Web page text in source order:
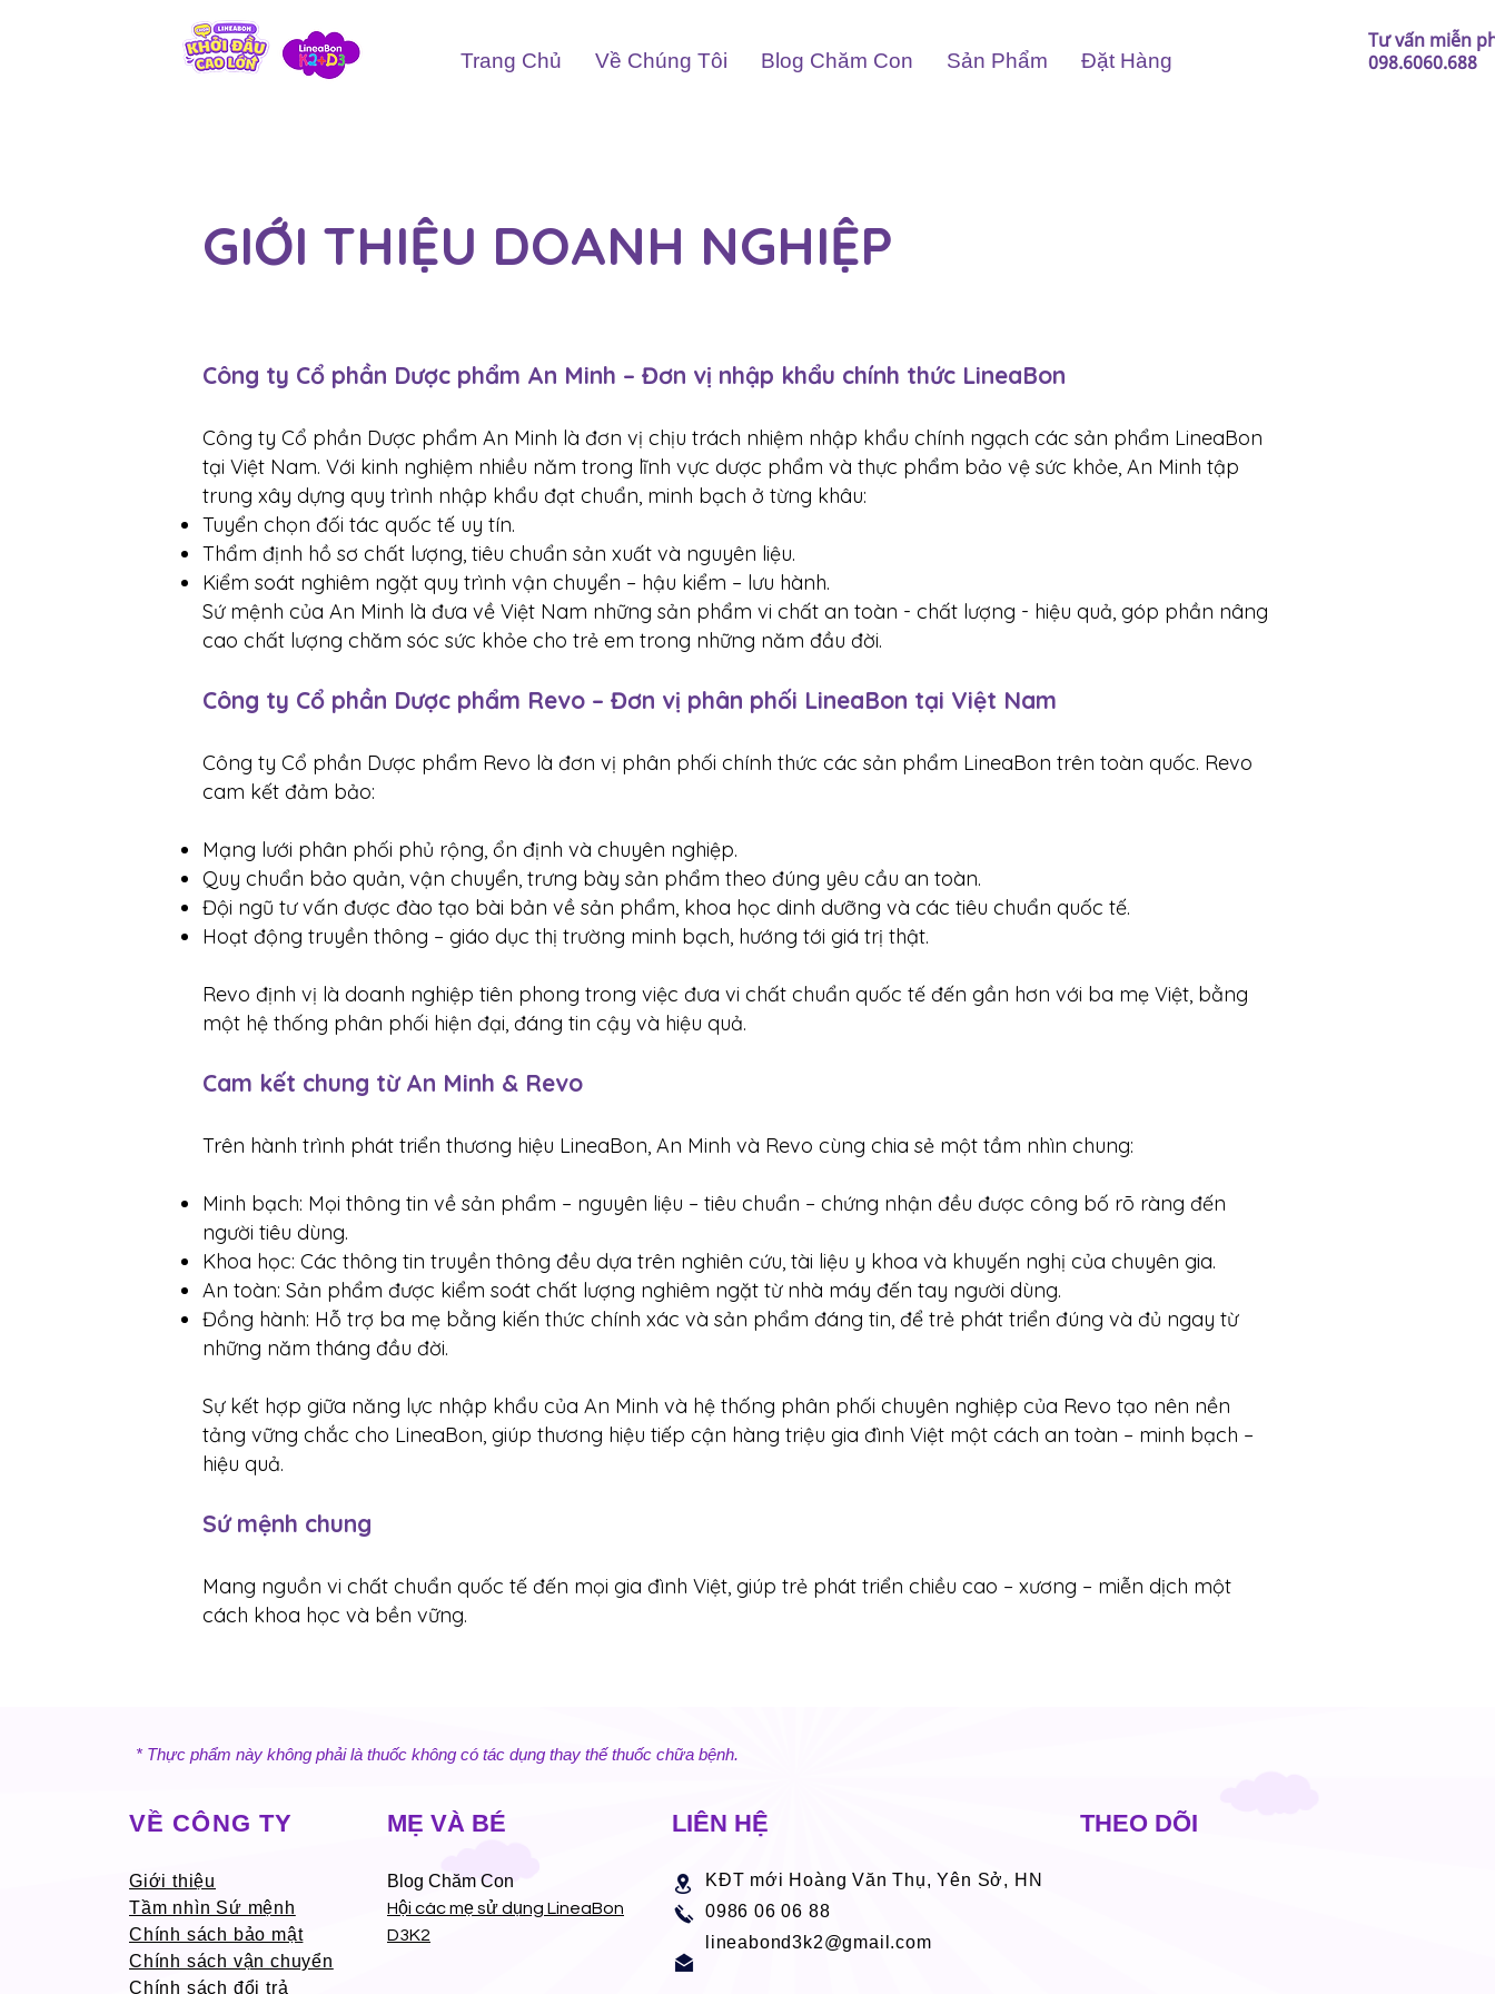
Trang Chủ Về Chúng Tôi Blog Chăm Con Sản Phẩm Đặt Hàng
Tư vấn miễn
098.6060.688
GIỚI THIỆU DOANH NGHIỆP
Công ty Cổ phần Dược phẩm An Minh – Đơn vị nhập khẩu chính thức LineaBon
Công ty Cổ phần Dược phẩm An Minh là đơn vị chịu trách nhiệm nhập khẩu chính ngạch các sản phẩm LineaBon
tại Việt Nam. Với kinh nghiệm nhiều năm trong lĩnh vực dược phẩm và thực phẩm bảo vệ sức khỏe, An Minh tập
trung xây dựng quy trình nhập khẩu đạt chuẩn, minh bạch ở từng khâu:
Tuyển chọn đối tác quốc tế uy tín.
Thẩm định hồ sơ chất lượng, tiêu chuẩn sản xuất và nguyên liệu.
Kiểm soát nghiêm ngặt quy trình vận chuyển – hậu kiểm – lưu hành.
Sứ mệnh của An Minh là đưa về Việt Nam những sản phẩm vi chất an toàn - chất lượng - hiệu quả, góp phần nâng
cao chất lượng chăm sóc sức khỏe cho trẻ em trong những năm đầu đời.
Công ty Cổ phần Dược phẩm Revo – Đơn vị phân phối LineaBon tại Việt Nam
Công ty Cổ phần Dược phẩm Revo là đơn vị phân phối chính thức các sản phẩm LineaBon trên toàn quốc. Revo
cam kết đảm bảo:
Mạng lưới phân phối phủ rộng, ổn định và chuyên nghiệp.
Quy chuẩn bảo quản, vận chuyển, trưng bày sản phẩm theo đúng yêu cầu an toàn.
Đội ngũ tư vấn được đào tạo bài bản về sản phẩm, khoa học dinh dưỡng và các tiêu chuẩn quốc tế.
Hoạt động truyền thông – giáo dục thị trường minh bạch, hướng tới giá trị thật.
Revo định vị là doanh nghiệp tiên phong trong việc đưa vi chất chuẩn quốc tế đến gần hơn với ba mẹ Việt, bằng
một hệ thống phân phối hiện đại, đáng tin cậy và hiệu quả.
Cam kết chung từ An Minh & Revo
Trên hành trình phát triển thương hiệu LineaBon, An Minh và Revo cùng chia sẻ một tầm nhìn chung:
Minh bạch: Mọi thông tin về sản phẩm – nguyên liệu – tiêu chuẩn – chứng nhận đều được công bố rõ ràng đến
người tiêu dùng.
Khoa học: Các thông tin truyền thông đều dựa trên nghiên cứu, tài liệu y khoa và khuyến nghị của chuyên gia.
An toàn: Sản phẩm được kiểm soát chất lượng nghiêm ngặt từ nhà máy đến tay người dùng.
Đồng hành: Hỗ trợ ba mẹ bằng kiến thức chính xác và sản phẩm đáng tin, để trẻ phát triển đúng và đủ ngay từ
những năm tháng đầu đời.
Sự kết hợp giữa năng lực nhập khẩu của An Minh và hệ thống phân phối chuyên nghiệp của Revo tạo nên nền
tảng vững chắc cho LineaBon, giúp thương hiệu tiếp cận hàng triệu gia đình Việt một cách an toàn – minh bạch –
hiệu quả.
Sứ mệnh chung
Mang nguồn vi chất chuẩn quốc tế đến mọi gia đình Việt, giúp trẻ phát triển chiều cao – xương – miễn dịch một
cách khoa học và bền vững.
THEO DÕI
* Thực phẩm này không phải là thuốc không có tác dụng thay thế thuốc chữa bệnh.
VỀ CÔNG TY
Giới thiệu
Tầm nhìn Sứ mệnh
Chính sách bảo mật
Chính sách vận chuyển
Chính sách đổi trả
LIÊN HỆ
KĐT mới Hoàng Văn Thụ, Yên Sở, HN
0986 06 06 88
lineabond3k2@gmail.com
MẸ VÀ BÉ
Blog Chăm Con
Hội các mẹ sử dụng LineaBon
D3K2